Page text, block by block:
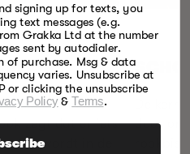
alleen maar
zegt dat er iets
eten wordt in de
door
signing up for texts, you
text messages (e.g.
Grakka Ltd at the number
sent by autodialer.
of purchase. Msg & data
varies. Unsubscribe at
or clicking the unsubscribe
Policy&Terms.